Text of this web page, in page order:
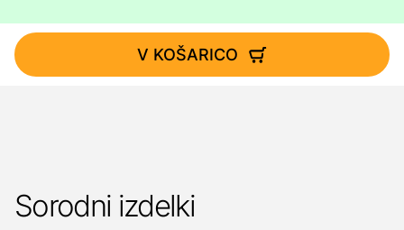
V KOŠARICO
Sorodni izdelki